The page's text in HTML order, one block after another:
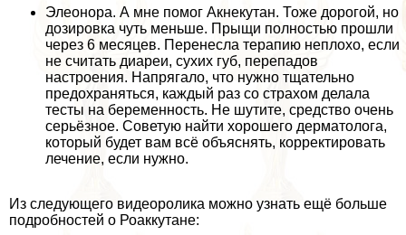
Элеонора. А мне помог Акнекутан. Тоже дорогой, но
дозировка чуть меньше. Прыщи полностью прошли
через 6 месяцев. Перенесла терапию неплохо, если
не считать диареи, сухих губ, перепадов
настроения. Напрягало, что нужно тщательно
пpeдoxpaняться, каждый раз со страхом делала
тесты на беременность. Не шутите, средство очень
серьёзное. Советую найти хорошего дерматолога,
который будет вам всё объяснять, корректировать
лечение, если нужно.
Из следующего видеоролика можно узнать ещё больше
подробностей о Роаккутане: